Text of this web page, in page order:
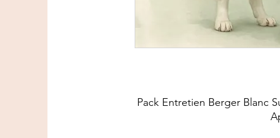
Pack Entretien Berger Blanc